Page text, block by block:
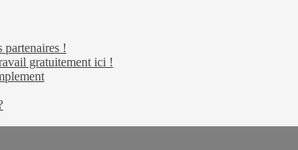
partenaires !
gratuitement ici !